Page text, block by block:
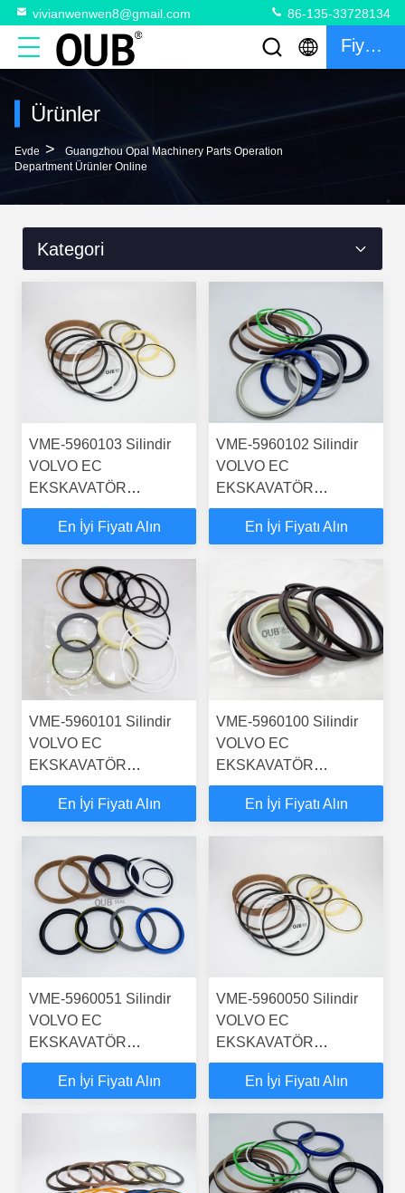
vivianwenwen8@gmail.com 86-135-33728134
Fiyat Teklifi
Ürünler
Evde >
Guangzhou Opal Machinery Parts Operation
Department Ürünler Online
Kategori
VME-5960103 Silindir
VOLVO EC
EKSKAVATÖR
DİREKSİYON BOM
KOLU BUCKER KEÇE
SİLİNDİR
En İyi Fiyatı Alın
VME-5960102 Silindir
VOLVO EC
EKSKAVATÖR
DİREKSİYON BOM
KOLU BUCKER KEÇE
En İyi Fiyatı Alın
VME-5960101 Silindir
VOLVO EC
EKSKAVATÖR
DİREKSİYON BOM
KOLU BUCKER KEÇE
SİLİNDİR
En İyi Fiyatı Alın
VME-5960100 Silindir
VOLVO EC
EKSKAVATÖR
DİREKSİYON BOM
KOLU BUCKER KEÇE
En İyi Fiyatı Alın
VME-5960051 Silindir
VOLVO EC
EKSKAVATÖR
DİREKSİYON BOMU
KOLU BUCKER KEÇE
En İyi Fiyatı Alın
VME-5960050 Silindir
VOLVO EC
EKSKAVATÖR
DİREKSİYON BOMU
KOLU BUCKER KEÇE
SİLİNDİR
En İyi Fiyatı Alın